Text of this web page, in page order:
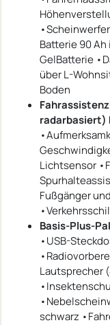
Batterie 90
GelBatterie
über L-
Boden
radarbasiert)
Lichtsensor
Fußgänger
Basis-Plus-
•USB-
Lautsprecher
schwarz